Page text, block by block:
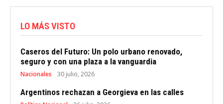
LO MÁS VISTO
Caseros del Futuro: Un polo urbano renovado,
seguro y con una plaza a la vanguardia
Nacionales 30 julio, 2026
Argentinos rechazan a Georgieva en las calles